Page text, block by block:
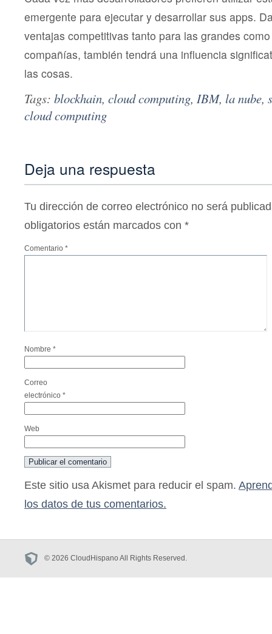
emergente para ejecutar y desarrollar sus apps.
ventajas competitivas tanto para las grandes
compañías, también tendrá una influencia
las cosas.
Tags: blockhain, cloud computing, IBM, la nube,
cloud computing
Deja una respuesta
Tu dirección de correo electrónico no será
obligatorios están marcados con *
Comentario *
Nombre *
Correo
electrónico *
Web
Este sitio usa Akismet para reducir el spam.
los datos de tus comentarios.
© 2026 CloudHispano All Rights Reserved.